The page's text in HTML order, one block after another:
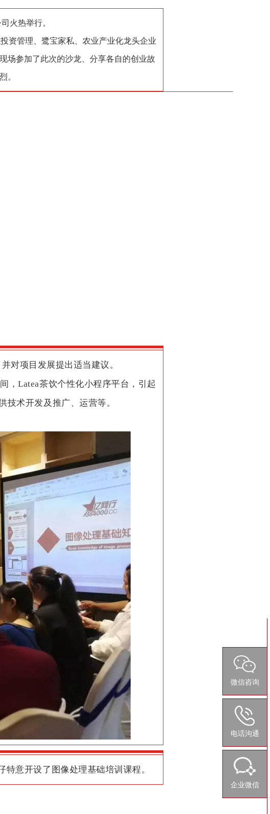
火热举行。
资管理、鹭宝家私、农业产业化龙头企业
场参加了此次的沙龙、分享各自的创业故
。
对项目发展提出适当建议。
，Latea茶饮个性化小程序平台，引起
技术开发及推广、运营等。
意开设了图像处理基础培训课程。
微信咨询
电话沟通
企业微信